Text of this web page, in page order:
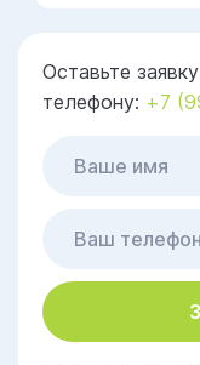
Оставьте
телефону: +7